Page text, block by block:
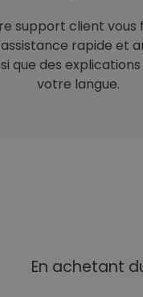
support client vous
rapide et
que des
votre langue.
En achetant